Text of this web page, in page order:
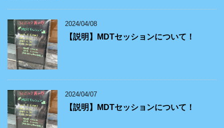
2024/04/08
【説明】MDTセッションについて！
2024/04/07
【説明】MDTセッションについて！